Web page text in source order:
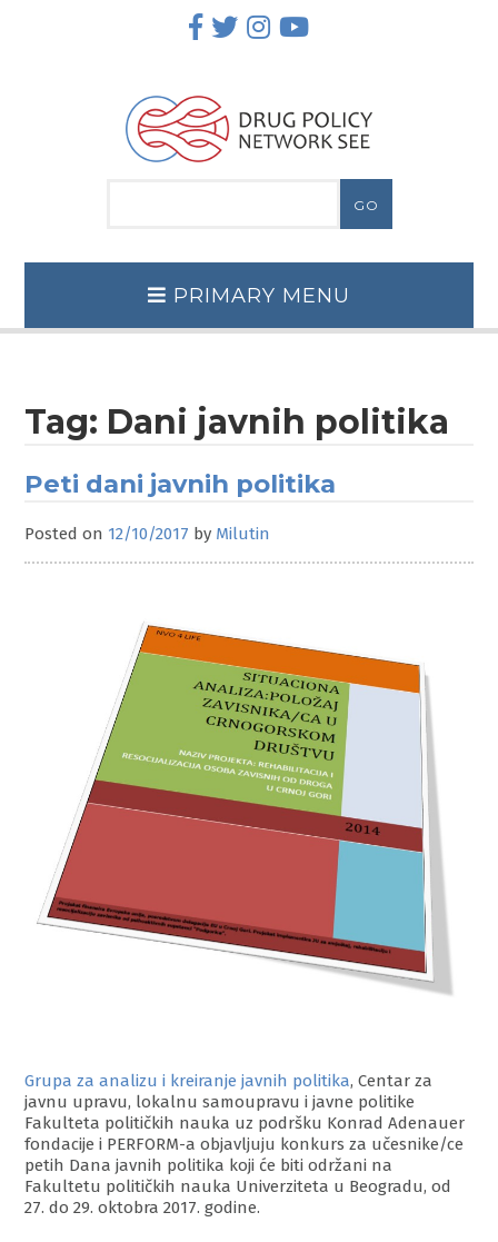
PRIMARY MENU
Tag: Dani javnih politika
Peti dani javnih politika
Posted on 12/10/2017 by Milutin
Grupa za analizu i kreiranje javnih politika, Centar za
javnu upravu, lokalnu samoupravu i javne politike
Fakulteta političkih nauka uz podršku Konrad Adenauer
fondacije i PERFORM-a objavljuju konkurs za učesnike/ce
petih Dana javnih politika koji će biti održani na
Fakultetu političkih nauka Univerziteta u Beogradu, od
27. do 29. oktobra 2017. godine.